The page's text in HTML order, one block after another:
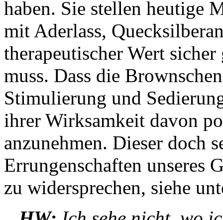
haben. Sie stellen heutige
mit Aderlass,
therapeutischer Wert
muss. Dass die
Stimulierung und
ihrer Wirksamkeit davon
anzunehmen. Dieser doch
Errungenschaften unseres
zu widersprechen, siehe